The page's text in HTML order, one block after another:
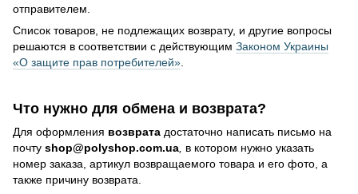
отправителем.
Список товаров, не подлежащих возврату, и другие вопросы
решаются в соответствии с действующим Законом Украины
«О защите прав потребителей»
Что нужно для обмена и возврата?
Для оформления возврата достаточно написать письмо на
почту shop@polyshop.com.ua в котором нужно указать
номер заказа, артикул возвращаемого товара и его фото, а
также причину возврата.